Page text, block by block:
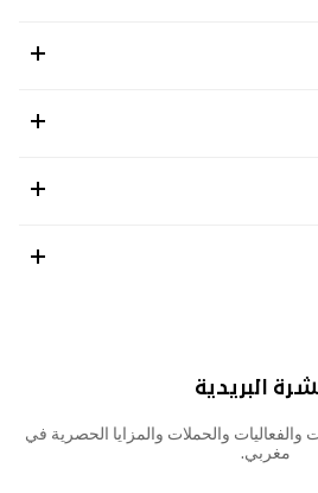
البريدية
والفعاليات والحملات والمزايا الحصرية في
مغربي.